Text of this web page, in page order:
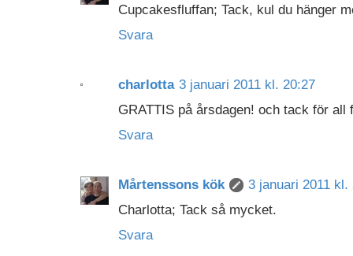
Cupcakesfluffan; Tack, kul du hänger
Svara
charlotta 3 januari 2011 kl. 20:27
GRATTIS på årsdagen! och tack för
Svara
Mårtenssons kök
3 januari 2011 kl.
Charlotta; Tack så mycket.
Svara